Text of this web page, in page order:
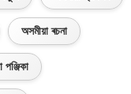
অসমীয়া ৰচনা
পঞ্জিকা